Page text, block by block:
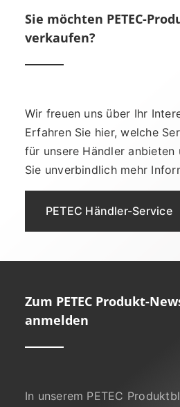
Sie möchten PETEC-
verkaufen?
Wir freuen uns über Ihr
Erfahren Sie hier, welche
für unsere Händler anbieten
Sie unverbindlich mehr
PETEC Händler-Service
Zum PETEC Produkt-
anmelden
In unserem PETEC